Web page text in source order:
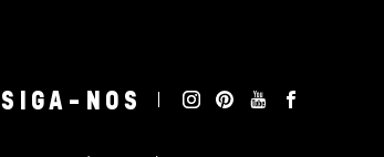
SIGA-NOS